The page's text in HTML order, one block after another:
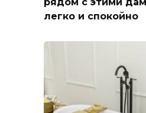
легко и спокойно